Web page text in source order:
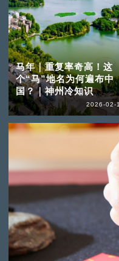
马年｜重复率奇高！这
个“马”地名为何遍布中
国？｜神州冷知识
2026-02-